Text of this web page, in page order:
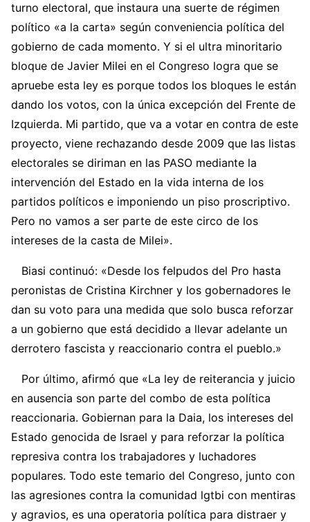
turno electoral, que instaura una suerte de régimen
político «a la carta» según conveniencia política del
gobierno de cada momento. Y si el ultra minoritario
bloque de Javier Milei en el Congreso logra que se
apruebe esta ley es porque todos los bloques le están
dando los votos, con la única excepción del Frente de
Izquierda. Mi partido, que va a votar en contra de este
proyecto, viene rechazando desde 2009 que las listas
electorales se diriman en las PASO mediante la
intervención del Estado en la vida interna de los
partidos políticos e imponiendo un piso proscriptivo.
Pero no vamos a ser parte de este circo de los
intereses de la casta de Milei».
Biasi continuó: «Desde los felpudos del Pro hasta
peronistas de Cristina Kirchner y los gobernadores le
dan su voto para una medida que solo busca reforzar
a un gobierno que está decidido a llevar adelante un
derrotero fascista y reaccionario contra el pueblo.»
Por último, afirmó que «La ley de reiterancia y juicio
en ausencia son parte del combo de esta política
reaccionaria. Gobiernan para la Daia, los intereses del
Estado genocida de Israel y para reforzar la política
represiva contra los trabajadores y luchadores
populares. Todo este temario del Congreso, junto con
las agresiones contra la comunidad lgtbi con mentiras
y agravios, es una operatoria política para distraer y